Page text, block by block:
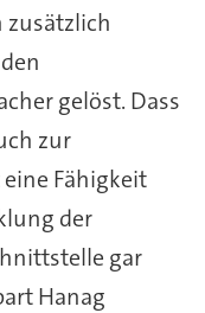
gelöst. Dass
zur
Fähigkeit
der
gar
Hanag